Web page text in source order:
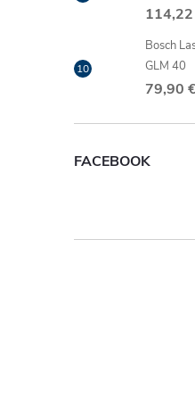
Bosch
GLM 40
79,90
FACEBOOK